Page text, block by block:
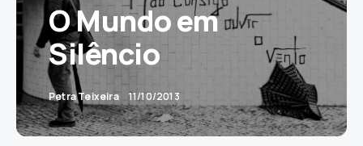
O Mundo em
Silêncio
Petra Teixeira 11/10/2013